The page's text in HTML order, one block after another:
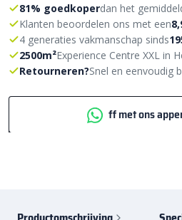
81% goedkoperdan het
Klanten beoordelen ons met een
4 generaties vakmanschap sinds
2500m²Experience Centre XXL in
Retourneren?Snel en eenvoudig
ff met ons